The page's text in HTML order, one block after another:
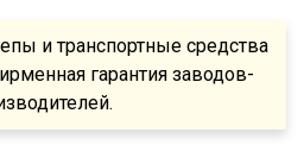
и транспортные средства
гарантия заводов-